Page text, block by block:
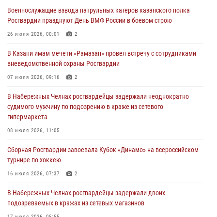
24 июля 2026, 15:05
В казанском полку Росгвардии состоялся концерт певицы Кристины
В Нижнекамске сотрудники Росгвардии задержали подозреваемого
23 июля 2026, 06:47
В Казани Росгвардия приняла участие в обеспечении безопасности
крестного хода и освящения храма
Военнослужащие взвода патрульных катеров казанского полка
Росгвардии празднуют День ВМФ России в боевом строю
26 июля 2026, 00:01 2
В Казани имам мечети «Рамазан» провел встречу с сотрудниками
вневедомственной охраны Росгвардии
07 июля 2026, 09:16 2
В Набережных Челнах росгвардейцы задержали неоднократно
судимого мужчину по подозрению в краже из сетевого
гипермаркета
08 июля 2026, 11:05
Сборная Росгвардии завоевала Кубок «Динамо» на всероссийском
турнире по хоккею
16 июля 2026, 07:37 2
В Набережных Челнах росгвардейцы задержали двоих
подозреваемых в кражах из сетевых магазинов